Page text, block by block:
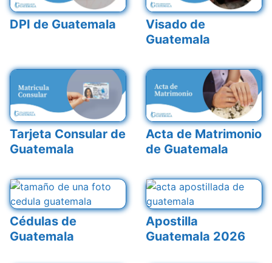
DPI de Guatemala
Visado de
Guatemala
Tarjeta Consular de
Guatemala
Acta de Matrimonio
de Guatemala
Cédulas de
Guatemala
Apostilla
Guatemala 2026